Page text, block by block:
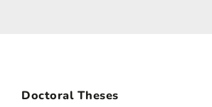
Doctoral Theses